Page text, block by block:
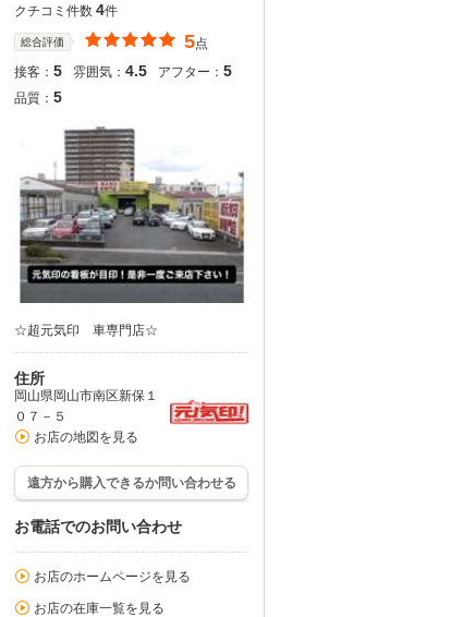
クチコミ件数 4件
総合評価 5点
接客： 5 雰囲気： 4.5 アフター： 5
品質： 5
☆超元気印 車専門店☆
住所
岡山県岡山市南区新保１
０７－５
お店の地図を見る
遠方から購入できるか問い合わせる
お電話でのお問い合わせ
お店のホームページを見る
お店の在庫一覧を見る